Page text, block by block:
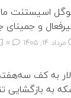
اسیستنت ماه
و
مرداد ۱۴, ۱۴۰۵
به کف
به بازگشایی